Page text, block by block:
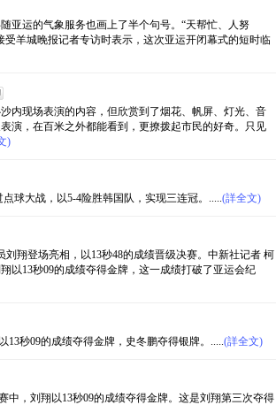
亚运的气象服务也画上了半个句号。“天帮忙、人努
羊城晚报记者专访时表示，这次亚运开闭幕式的短时临
内现场表演的内容，但欣赏到了烟花、帆屏、灯光、音
演，在百米之外都能看到，更撩拨起市民的好奇。只见
)
球大战，以5-4险胜韩国队，实现三连冠。.....(詳全文)
翔登场亮相，以13秒48的成绩晋级决赛。中新社记者 柯
以13秒09的成绩夺得金牌，这一成绩打破了亚运会纪
13秒09的成绩夺得金牌，史冬鹏夺得银牌。.....(詳全文)
中，刘翔以13秒09的成绩夺得金牌。这是刘翔第三次夺得